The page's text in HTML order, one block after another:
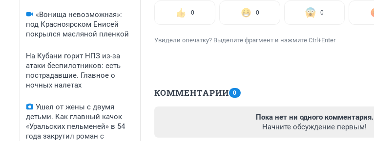
«Вонища невозможная»:
под Красноярском Енисей
покрылся масляной пленкой
На Кубани горит НПЗ из-за
атаки беспилотников: есть
пострадавшие. Главное о
ночных налетах
Ушел от жены с двумя
детьми. Как главный качок
«Уральских пельменей» в 54
года закрутил роман с
0 0 0
Увидели опечатку? Выделите фрагмент и нажмите Ctrl+Enter
КОММЕНТАРИИ 0
Пока нет ни одного комментария.
Начните обсуждение первым!